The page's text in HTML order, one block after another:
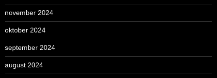
november 2024
oktober 2024
september 2024
august 2024